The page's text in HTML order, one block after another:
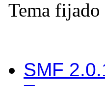
Tema fijado
SMF